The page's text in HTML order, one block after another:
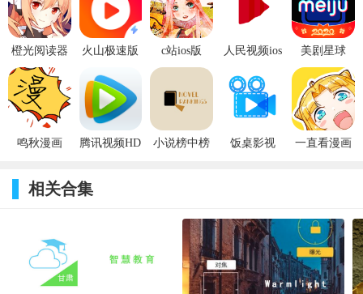
橙光阅读器
ios版
火山极速版
c站ios版
人民视频ios
美剧星球
iOS版
鸣秋漫画
腾讯视频HD
小说榜中榜
饭桌影视
一直看漫画
相关合集